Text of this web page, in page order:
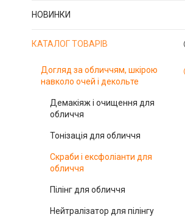
НОВИНКИ
КАТАЛОГ ТОВАРІВ
Догляд за обличчям, шкірою
навколо очей і декольте
Демакіяж і очищення для
обличчя
Тонізація для обличчя
Скраби і ексфоліанти для
обличчя
Пілінг для обличчя
Нейтралізатор для пілінгу